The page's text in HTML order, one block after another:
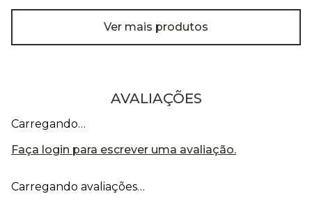
Ver mais produtos
AVALIAÇÕES
Carregando…
Faça login para escrever uma avaliação.
Carregando avaliações…